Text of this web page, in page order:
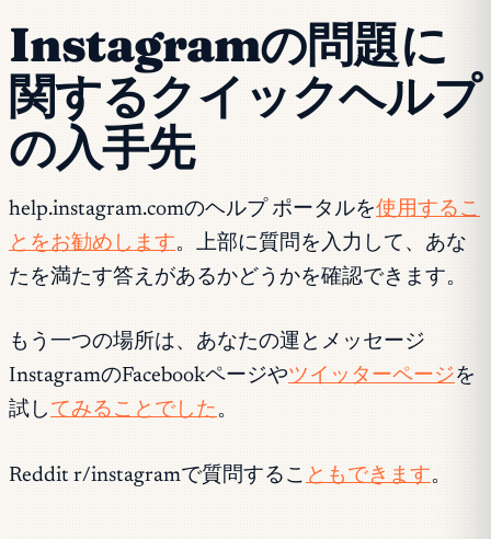
Instagramの問題に
関するクイックヘルプ
の入手先
help.instagram.comのヘルプ ポータルを使用するこ
とをお勧めします。上部に質問を入力して、あな
たを満たす答えがあるかどうかを確認できます。
もう一つの場所は、あなたの運とメッセージ
InstagramのFacebookページやツイッターページを
試し てみることでした 。
Reddit r/instagramで質問するこ ともできます。